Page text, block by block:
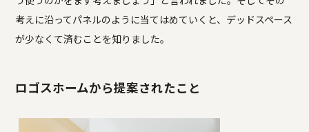
考えに沿ってパネルのように当てはめていくと、デッドスペース
が少なくて済むことを知りました。
ロゴスホームから提案されたこと